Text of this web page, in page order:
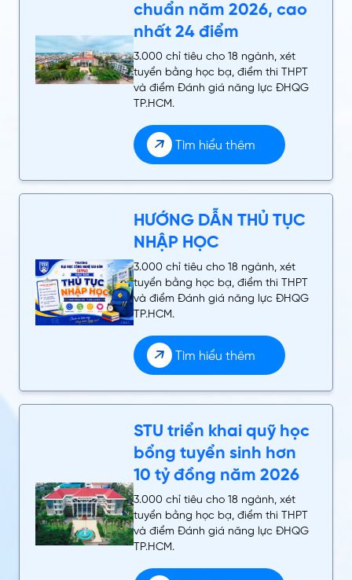
chuẩn năm 2026, cao
nhất 24 điểm
3.000 chỉ tiêu cho 18 ngành, xét
tuyển bằng học bạ, điểm thi THPT
và điểm Đánh giá năng lực ĐHQG
TP.HCM.
Tìm hiểu thêm
HƯỚNG DẪN THỦ TỤC
NHẬP HỌC
3.000 chỉ tiêu cho 18 ngành, xét
tuyển bằng học bạ, điểm thi THPT
và điểm Đánh giá năng lực ĐHQG
TP.HCM.
Tìm hiểu thêm
STU triển khai quỹ học
bổng tuyển sinh hơn
10 tỷ đồng năm 2026
3.000 chỉ tiêu cho 18 ngành, xét
tuyển bằng học bạ, điểm thi THPT
và điểm Đánh giá năng lực ĐHQG
TP.HCM.